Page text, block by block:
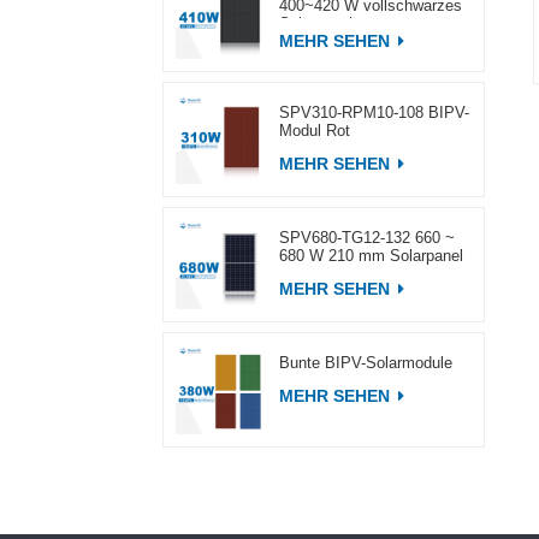
400~420 W vollschwarzes
MEHR SEHEN
SPV310-RPM10-108 BIPV-
Modul Rot
MEHR SEHEN
SPV680-TG12-132 660 ~
680 W 210 mm Solarpanel
MEHR SEHEN
Bunte BIPV-Solarmodule
MEHR SEHEN